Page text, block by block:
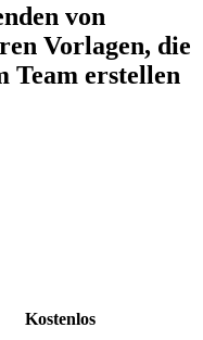
von
Vorlagen, die
Team erstellen
Kostenlos